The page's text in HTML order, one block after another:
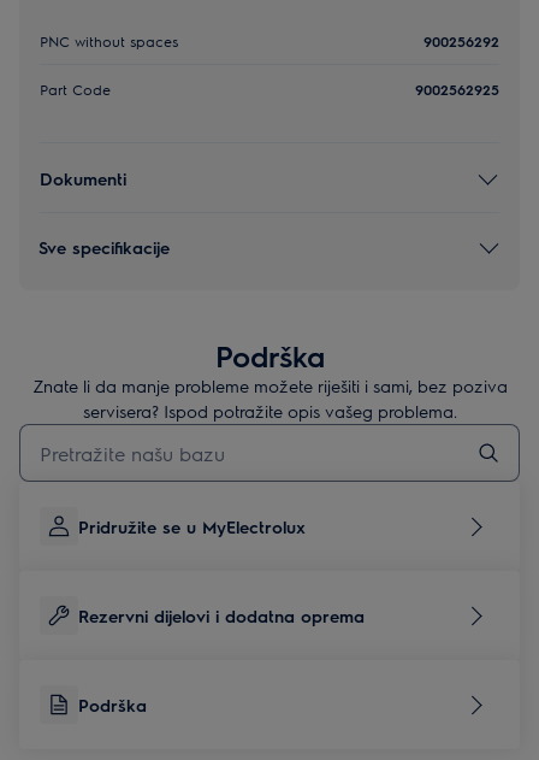
PNC without spaces 900256292
Part Code 9002562925
Dokumenti
Sve specifikacije
Podrška
Znate li da manje probleme možete riješiti i sami, bez poziva
servisera? Ispod potražite opis vašeg problema.
Upišite za pretraživanje članaka podrške
Pridružite se u MyElectrolux
Rezervni dijelovi i dodatna oprema
Podrška